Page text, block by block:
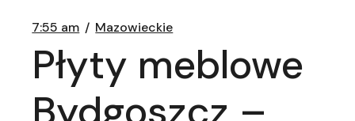
7:55 am Mazowieckie
Płyty meblowe